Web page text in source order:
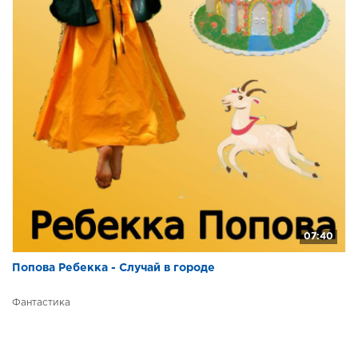
07:40
Попова Ребекка - Случай в городе
Фантастика